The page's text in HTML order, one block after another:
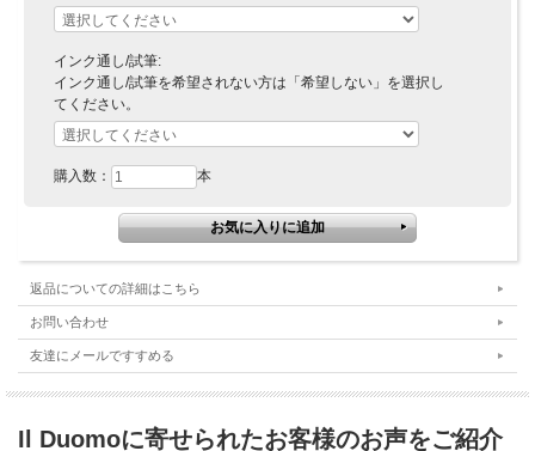
インク通し/試筆:
インク通し/試筆を希望されない方は「希望しない」を選択し
てください。
購入数： 本
返品についての詳細はこちら
お問い合わせ
友達にメールですすめる
Il Duomoに寄せられたお客様のお声をご紹介